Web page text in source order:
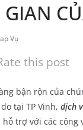
GIAN
Vụ
this post
bận rộn của
tại TP Vinh, dịch
trợ với các